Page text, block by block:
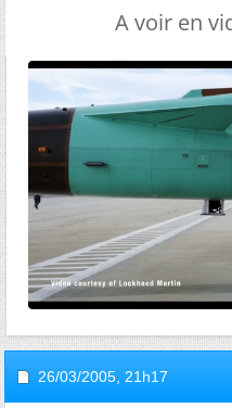
A voir en
26/03/2005, 21h17